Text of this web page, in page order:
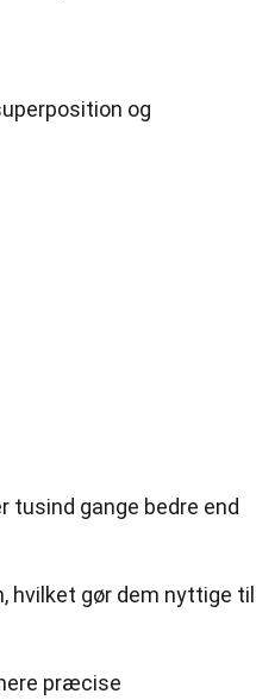
og
tusind gange bedre end
hvilket gør dem nyttige til
præcise